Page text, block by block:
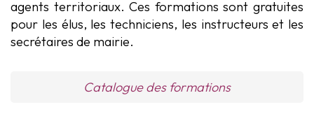
agents territoriaux. Ces formations sont gratuites
pour les élus, les techniciens, les instructeurs et les
secrétaires de mairie.
Catalogue des formations